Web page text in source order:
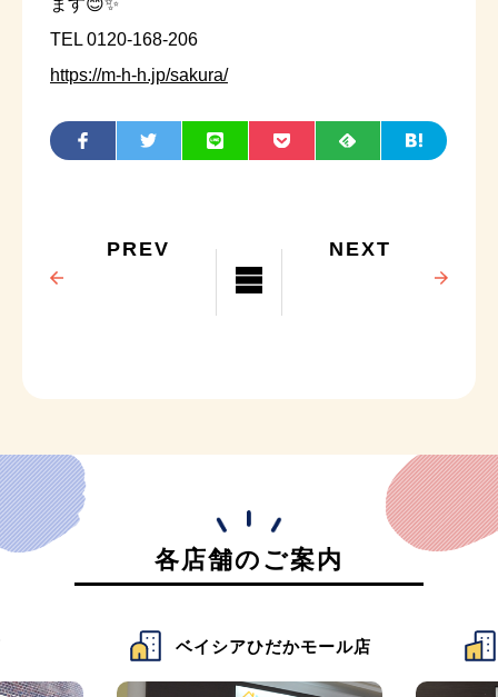
ます😊✨
TEL 0120-168-206
https://m-h-h.jp/sakura/
PREV NEXT
各店舗のご案内
ベイシアひだかモール店